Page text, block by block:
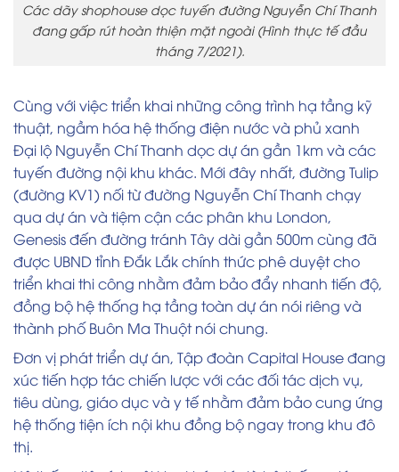
Các dãy shophouse dọc tuyến đường Nguyễn Chí Thanh
đang gấp rút hoàn thiện mặt ngoài (Hình thực tế đầu
tháng 7/2021).
Cùng với việc triển khai những công trình hạ tầng kỹ
thuật, ngầm hóa hệ thống điện nước và phủ xanh
Đại lộ Nguyễn Chí Thanh dọc dự án gần 1km và các
tuyến đường nội khu khác. Mới đây nhất, đường Tulip
(đường KV1) nối từ đường Nguyễn Chí Thanh chạy
qua dự án và tiệm cận các phân khu London,
Genesis đến đường tránh Tây dài gần 500m cùng đã
được UBND tỉnh Đắk Lắk chính thức phê duyệt cho
triển khai thi công nhằm đảm bảo đẩy nhanh tiến độ,
đồng bộ hệ thống hạ tầng toàn dự án nói riêng và
thành phố Buôn Ma Thuột nói chung.
Đơn vị phát triển dự án, Tập đoàn Capital House đang
xúc tiến hợp tác chiến lược với các đối tác dịch vụ,
tiêu dùng, giáo dục và y tế nhằm đảm bảo cung ứng
hệ thống tiện ích nội khu đồng bộ ngay trong khu đô
thị.